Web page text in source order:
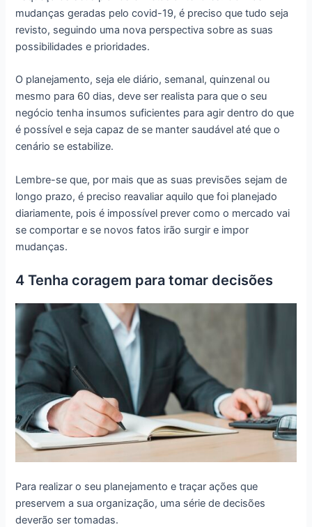
mudanças geradas pelocovid-19, é preciso que tudo seja
revisto, seguindo uma nova perspectiva sobre as suas
possibilidades e prioridades.
O planejamento, seja ele diário, semanal, quinzenal ou
mesmo para 60 dias, deve ser realista para que o seu
negócio tenha insumos suficientes para agir dentro do que
é possível e seja capaz de se manter saudável até que o
cenário se estabilize.
Lembre-se que, por mais que as suas previsões sejam de
longo prazo, é preciso reavaliar aquilo que foi planejado
diariamente, pois é impossível prever como o mercado vai
se comportar e se novos fatos irão surgir e impor
mudanças.
4 Tenha coragem para tomar decisões
Para realizar o seu planejamento e traçar ações que
preservem a sua organização, uma série de decisões
deverão ser tomadas.